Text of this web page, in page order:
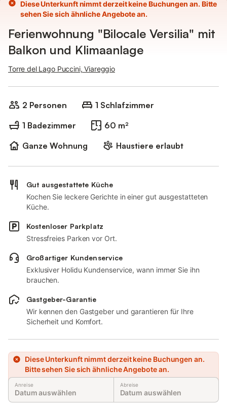
Diese Unterkunft nimmt derzeit keine Buchungen an. Bitte
sehen Sie sich ähnliche Angebote an.
Ferienwohnung "Bilocale Versilia" mit
Balkon und Klimaanlage
Torre del Lago Puccini, Viareggio
2 Personen
1 Schlafzimmer
1 Badezimmer
60 m²
Ganze Wohnung
Haustiere erlaubt
Gut ausgestattete Küche
Kochen Sie leckere Gerichte in einer gut ausgestatteten
Küche.
Kostenloser Parkplatz
Stressfreies Parken vor Ort.
Großartiger Kundenservice
Exklusiver Holidu Kundenservice, wann immer Sie ihn
brauchen.
Gastgeber-Garantie
Wir kennen den Gastgeber und garantieren für Ihre
Sicherheit und Komfort.
Diese Unterkunft nimmt derzeit keine Buchungen an.
Bitte sehen Sie sich ähnliche Angebote an.
Anreise
Datum auswählen
Abreise
Datum auswählen